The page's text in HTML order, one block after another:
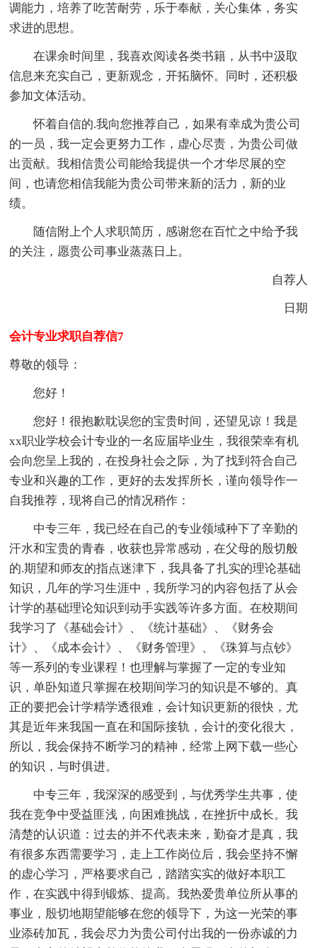
调能力，培养了吃苦耐劳，乐于奉献，关心集体，务实
求进的思想。
在课余时间里，我喜欢阅读各类书籍，从书中汲取
信息来充实自己，更新观念，开拓脑怀。同时，还积极
参加文体活动。
怀着自信的.我向您推荐自己，如果有幸成为贵公司
的一员，我一定会更努力工作，虚心尽责，为贵公司做
出贡献。我相信贵公司能给我提供一个才华尽展的空
间，也请您相信我能为贵公司带来新的活力，新的业
绩。
随信附上个人求职简历，感谢您在百忙之中给予我
的关注，愿贵公司事业蒸蒸日上。
自荐人
日期
会计专业求职自荐信7
尊敬的领导：
您好！
您好！很抱歉耽误您的宝贵时间，还望见谅！我是
xx职业学校会计专业的一名应届毕业生，我很荣幸有机
会向您呈上我的，在投身社会之际，为了找到符合自己
专业和兴趣的工作，更好的去发挥所长，谨向领导作一
自我推荐，现将自己的情况稍作：
中专三年，我已经在自己的专业领域种下了辛勤的
汗水和宝贵的青春，收获也异常感动，在父母的殷切般
的.期望和师友的指点迷津下，我具备了扎实的理论基础
知识，几年的学习生涯中，我所学习的内容包括了从会
计学的基础理论知识到动手实践等许多方面。在校期间
我学习了《基础会计》、《统计基础》、《财务会
计》、《成本会计》、《财务管理》、《珠算与点钞》
等一系列的专业课程！也理解与掌握了一定的专业知
识，单卧知道只掌握在校期间学习的知识是不够的。真
正的要把会计学精学透很难，会计知识更新的很快，尤
其是近年来我国一直在和国际接轨，会计的变化很大，
所以，我会保持不断学习的精神，经常上网下载一些心
的知识，与时俱进。
中专三年，我深深的感受到，与优秀学生共事，使
我在竞争中受益匪浅，向困难挑战，在挫折中成长。我
清楚的认识道：过去的并不代表未来，勤奋才是真，我
有很多东西需要学习，走上工作岗位后，我会坚持不懈
的虚心学习，严格要求自己，踏踏实实的做好本职工
作，在实践中得到锻炼、提高。我热爱贵单位所从事的
事业，殷切地期望能够在您的领导下，为这一光荣的事
业添砖加瓦，我会尽力为贵公司付出我的一份赤诚的力